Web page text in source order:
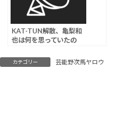
KAT-TUN解散、亀梨和
也は何を思っていたの
カテゴリー 芸能野次馬ヤロウ